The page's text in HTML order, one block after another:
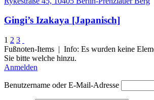
Gingi’s Izakaya [Japanisch]
1 2 3
Fußnoten-Items | Info: Es wurden keine
Sie bitte welche hinzu.
Anmelden
Benutzername oder E-Mail-Adresse